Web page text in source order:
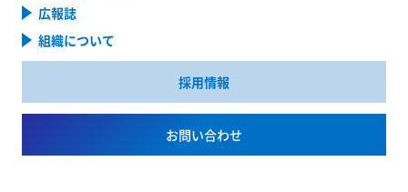
広報誌
組織について
採用情報
お問い合わせ